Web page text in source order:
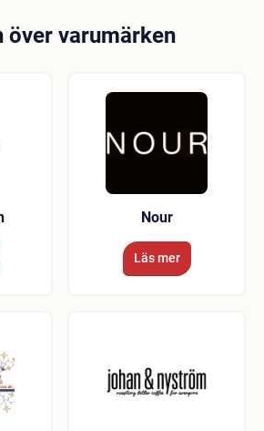
över varumärken
Nour
Läs mer